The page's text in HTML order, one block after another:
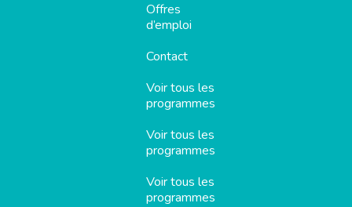
Offres
d’emploi
Contact
Voir tous les
programmes
Voir tous les
programmes
Voir tous les
programmes